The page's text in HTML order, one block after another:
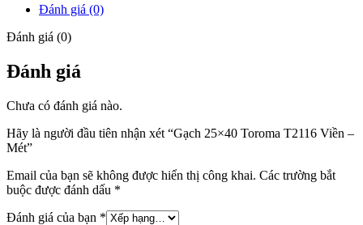
Đánh giá (0)
Đánh giá (0)
Đánh giá
Chưa có đánh giá nào.
Hãy là người đầu tiên nhận xét “Gạch 25×40 Toroma T2116 Viền –
Mét”
Email của bạn sẽ không được hiển thị công khai. Các trường bắt
buộc được đánh dấu *
Đánh giá của bạn *